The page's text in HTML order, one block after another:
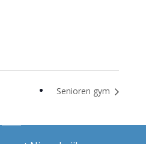
Senioren gym